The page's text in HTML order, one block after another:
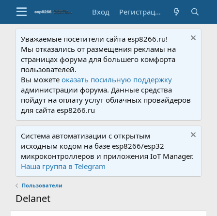
Вход Регистрация
Уважаемые посетители сайта esp8266.ru!
Мы отказались от размещения рекламы на
страницах форума для большего комфорта
пользователей.
Вы можетеоказать посильную поддержку
администрации форума. Данные средства
пойдут на оплату услуг облачных провайдеров
для сайта esp8266.ru
Система автоматизации с открытым
исходным кодом на базе esp8266/esp32
микроконтроллеров и приложения IoT Manager.
Наша группа в Telegram
Пользователи
Delanet